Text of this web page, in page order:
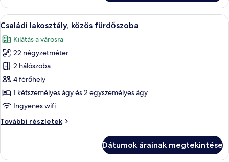
ággyal
további
részletei
A
következő
szoba
összes
képének
megtekintése:
Családi
lakosztály,
közös
fürdőszoba
Egy szállodai szoba két egyágyas
6
Családi lakosztály, közös fürdőszoba
Kilátás a városra
22 négyzetméter
2 hálószoba
4 férőhely
1 kétszemélyes ágy és 2 egyszemélyes ágy
Ingyenes wifi
További részletek
Családi
további
Dátumok árainak megtekintése